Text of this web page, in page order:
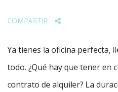
COMPARTIR
Ya tienes la oficina perfecta,
todo. ¿Qué hay que tener en
contrato de alquiler? La